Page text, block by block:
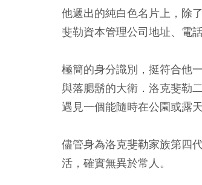
他遞出的純白色名片上，除
斐勒資本管理公司地址、電
極簡的身分識別，挺符合他
與落腮鬍的大衛．洛克斐勒
遇見一個能隨時在公園或露
儘管身為洛克斐勒家族第四
活，確實無異於常人。